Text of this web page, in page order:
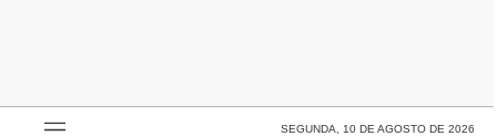
SEGUNDA, 10 DE AGOSTO DE 2026